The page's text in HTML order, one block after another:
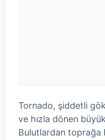
Tornado, şiddetli
ve hızla dönen
Bulutlardan toprağa